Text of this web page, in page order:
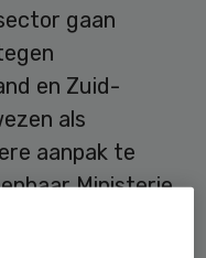
gaan
en Zuid-
als
aanpak te
Ministerie